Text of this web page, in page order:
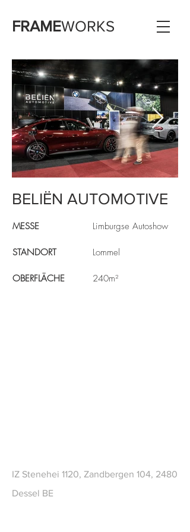
FRAMEWORKS
BELIËN AUTOMOTIVE
MESSE
STANDORT
OBERFLÄCHE
Limburgse Autoshow
Lommel
240m²
IZ Stenehei 1120, Zandbergen 104, 2480
Dessel BE